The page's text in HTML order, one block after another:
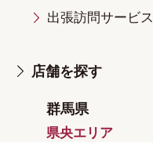
出張訪問サービス
店舗を探す
群馬県
県央エリア